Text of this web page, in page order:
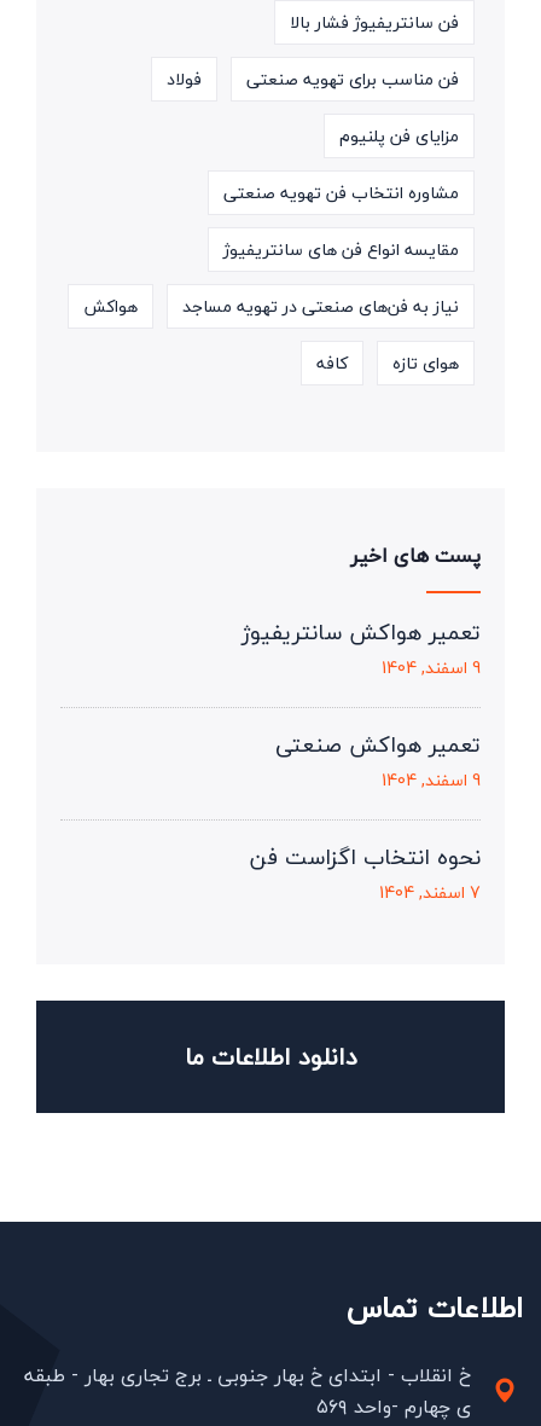
فن سانتریفیوژ فشار بالا
فن مناسب برای تهویه صنعتی
فولاد
مزایای فن پلنیوم
مشاوره انتخاب فن تهویه صنعتی
مقایسه انواع فن های سانتریفیوژ
نیاز به فن‌های صنعتی در تهویه مساجد
هواکش
هوای تازه
کافه
پست های اخیر
تعمیر هواکش سانتریفیوژ
9 اسفند, 1404
تعمیر هواکش صنعتی
9 اسفند, 1404
نحوه انتخاب اگزاست فن
7 اسفند, 1404
دانلود اطلاعات ما
اطلاعات تماس
خ انقلاب - ابتدای خ بهار جنوبی ـ برج تجاری بهار - طبقه
ی چهارم -واحد ۵۶۹